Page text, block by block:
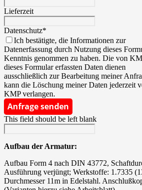
Lieferzeit
Datenschutz*
Ich bestätigte, die Informationen zur
Datenerfassung durch Nutzung dieses
Kenntnis genommen zu haben. Die von
dieses Formular erfassten Daten dienen
ausschließlich zur Bearbeitung meiner
kann die Löschung meiner Daten jederzeit
KMP verlangen.
Anfrage senden
This field should be left blank
Aufbau der Armatur:
Aufbau Form 4 nach DIN 43772,
Ausführung verjüngt; Werkstoffe: 1.7335
Durchmesser 11m in Edelstahl.